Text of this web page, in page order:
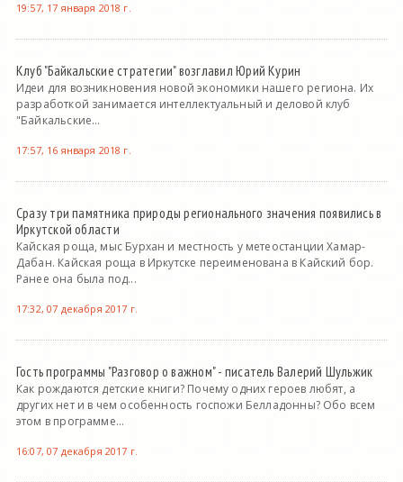
19:57, 17 января 2018 г.
Клуб "Байкальские стратегии" возглавил Юрий Курин
Идеи для возникновения новой экономики нашего региона. Их
разработкой занимается интеллектуальный и деловой клуб
"Байкальские...
17:57, 16 января 2018 г.
Сразу три памятника природы регионального значения появились в
Иркутской области
Кайская роща, мыс Бурхан и местность у метеостанции Хамар-
Дабан. Кайская роща в Иркутске переименована в Кайский бор.
Ранее она была под...
17:32, 07 декабря 2017 г.
Гость программы "Разговор о важном" - писатель Валерий Шульжик
Как рождаются детские книги? Почему одних героев любят, а
других нет и в чем особенность госпожи Белладонны? Обо всем
этом в программе...
16:07, 07 декабря 2017 г.